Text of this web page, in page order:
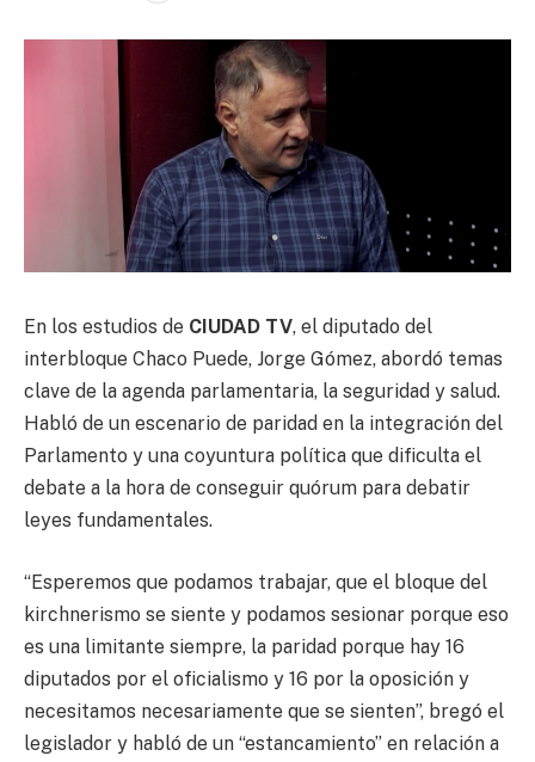
En los estudios de CIUDAD TV, el diputado del
interbloque Chaco Puede, Jorge Gómez, abordó temas
clave de la agenda parlamentaria, la seguridad y salud.
Habló de un escenario de paridad en la integración del
Parlamento y una coyuntura política que dificulta el
debate a la hora de conseguir quórum para debatir
leyes fundamentales.
“Esperemos que podamos trabajar, que el bloque del
kirchnerismo se siente y podamos sesionar porque eso
es una limitante siempre, la paridad porque hay 16
diputados por el oficialismo y 16 por la oposición y
necesitamos necesariamente que se sienten”, bregó el
legislador y habló de un “estancamiento” en relación a